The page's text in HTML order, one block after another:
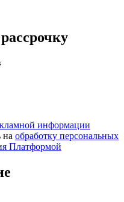
рассрочку
информации
на обработку персональных
Платформой